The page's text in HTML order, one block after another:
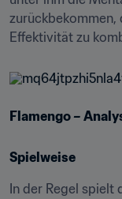
zurückbekommen,
Effektivität zu
Flamengo –
Spielweise
In der Regel spielt